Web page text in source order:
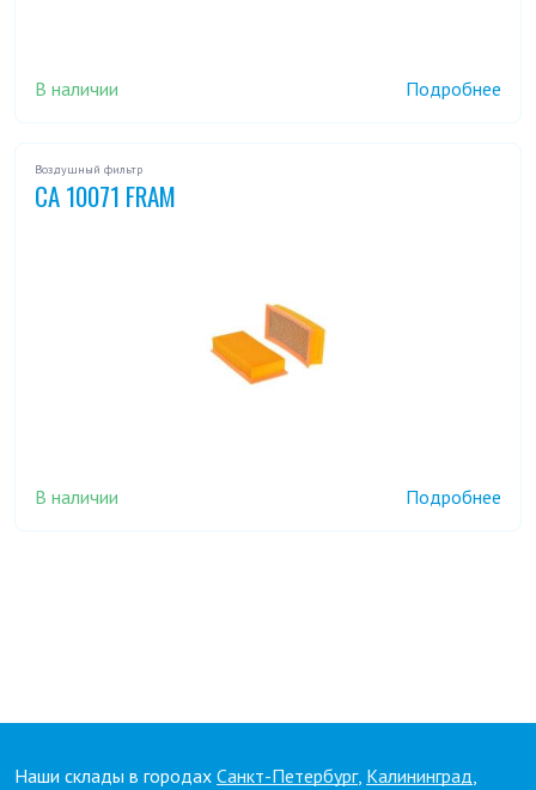
В наличии Подробнее
Воздушный фильтр
CA 10071 FRAM
В наличии Подробнее
Наши склады в городах Санкт-Петербург, Калининград,